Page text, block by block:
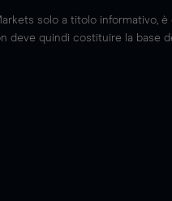
solo a titolo informativo,
deve quindi costituire la base